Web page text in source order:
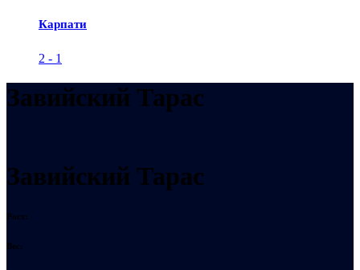
Карпати
2 - 1
Завийский Тарас
Завийский Тарас
Рост:
Вес: